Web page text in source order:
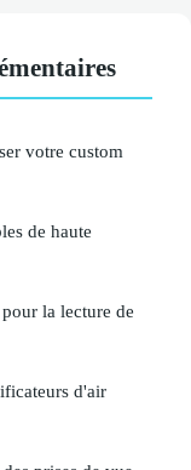
votre custom
de haute
la lecture de
d'air